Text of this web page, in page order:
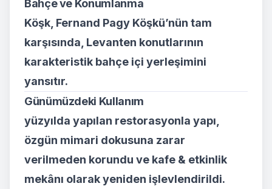
Bahçe ve Konumlanma
Köşk, Fernand Pagy Köşkü’nün tam
karşısında, Levanten konutlarının
karakteristik bahçe içi yerleşimini
yansıtır.
Günümüzdeki Kullanım
yüzyılda yapılan restorasyonla yapı,
özgün mimari dokusuna zarar
verilmeden korundu ve kafe & etkinlik
mekânı olarak yeniden işlevlendirildi.